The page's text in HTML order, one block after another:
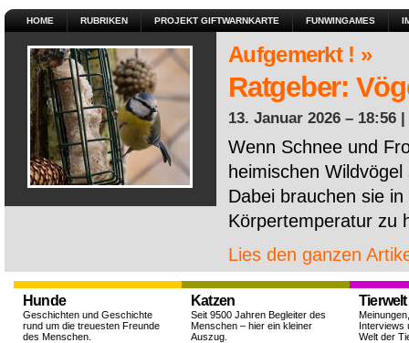
HOME RUBRIKEN PROJEKT GIFTWARNKARTE FUNWINGAMES
Aufgemerkt ! »
Ratgeber:
13. Januar 2026 – 18:56 |
Wenn Schnee und
heimischen
Dabei brauchen sie
Körpertemperatur zu
Lies den ganzen
Hunde
Geschichten und Geschichte
rund um die treuesten Freunde
des Menschen.
Katzen
Seit 9500 Jahren Begleiter des
Menschen – hier ein kleiner
Auszug.
Tierwelt
Interviews
Welt der